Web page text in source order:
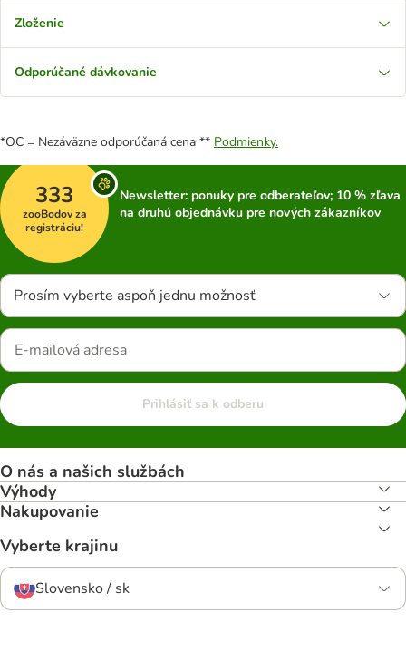
Zloženie
Odporúčané dávkovanie
*OC = Nezáväzne odporúčaná cena ** Podmienky.
333
zooBodov za
registráciu!
Newsletter: ponuky pre odberateľov; 10 % zľava
na druhú objednávku pre nových zákazníkov
Prosím vyberte aspoň jednu možnosť
Prihlásiť sa k odberu
O nás a našich službách
Výhody
Nakupovanie
Vyberte krajinu
Slovensko / sk